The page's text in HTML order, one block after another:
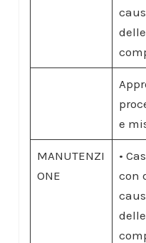
e
MANUTENZI
ONE
•
con